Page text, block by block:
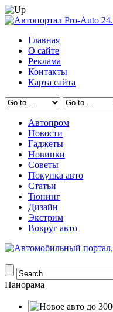
Главная
О сайте
Реклама
Контакты
Карта сайта
Автопром
Новости
Гаджеты
Новинки
Советы
Покупка авто
Статьи
Тюнинг
Дизайн
Экстрим
Вокруг авто
Панорама